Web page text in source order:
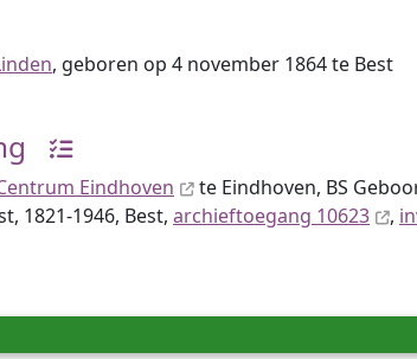
, geboren op 4 november 1864 te Best
Eindhoven
te Eindhoven, BS
1821-1946, Best, archieftoegang 10623 ,